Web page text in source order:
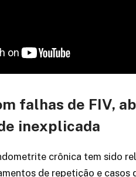
falhas de FIV,
inexplicada
crônica tem sido
de repetição e